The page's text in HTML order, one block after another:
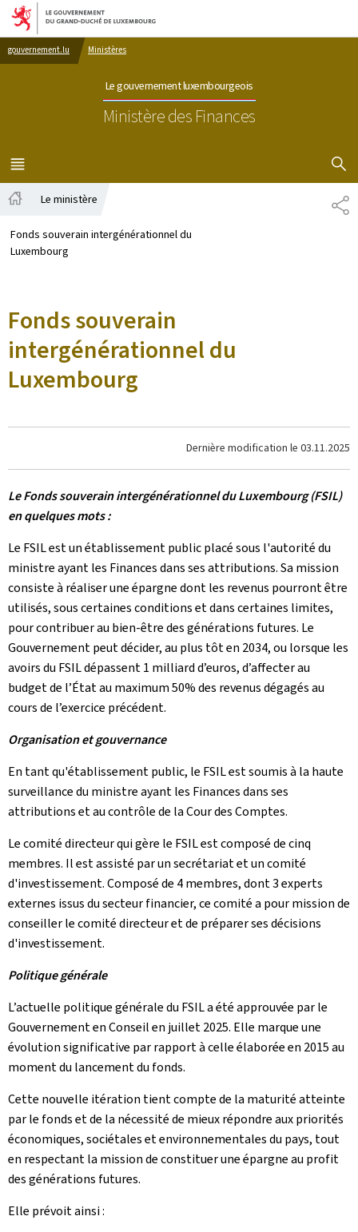
Aller au menu principal
Aller au contenu
gouvernement.lu Ministères
Le gouvernement luxembourgeois
Ministère des Finances
MENU
PRINCIPAL
Le ministère
Fonds souverain intergénérationnel du
Luxembourg
Fonds souverain
intergénérationnel du
Luxembourg
Dernière modification le 03.11.2025
Le Fonds souverain intergénérationnel du Luxembourg (FSIL)
en quelques mots :
Le FSIL est un établissement public placé sous l'autorité du
ministre ayant les Finances dans ses attributions. Sa mission
consiste à réaliser une épargne dont les revenus pourront être
utilisés, sous certaines conditions et dans certaines limites,
pour contribuer au bien-être des générations futures. Le
Gouvernement peut décider, au plus tôt en 2034, ou lorsque les
avoirs du FSIL dépassent 1 milliard d’euros, d’affecter au
budget de l’État au maximum 50% des revenus dégagés au
cours de l’exercice précédent.
Organisation et gouvernance
En tant qu'établissement public, le FSIL est soumis à la haute
surveillance du ministre ayant les Finances dans ses
attributions et au contrôle de la Cour des Comptes.
Le comité directeur qui gère le FSIL est composé de cinq
membres. Il est assisté par un secrétariat et un comité
d'investissement. Composé de 4 membres, dont 3 experts
externes issus du secteur financier, ce comité a pour mission de
conseiller le comité directeur et de préparer ses décisions
d'investissement.
Politique générale
L’actuelle politique générale du FSIL a été approuvée par le
Gouvernement en Conseil en juillet 2025. Elle marque une
évolution significative par rapport à celle élaborée en 2015 au
moment du lancement du fonds.
Cette nouvelle itération tient compte de la maturité atteinte
par le fonds et de la nécessité de mieux répondre aux priorités
économiques, sociétales et environnementales du pays, tout
en respectant la mission de constituer une épargne au profit
des générations futures.
Elle prévoit ainsi :